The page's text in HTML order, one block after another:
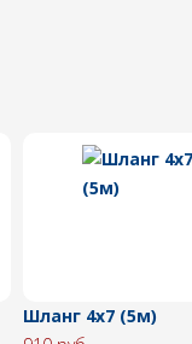
Шланг 4х7 (5м)